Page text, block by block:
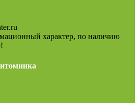
характер, по наличию